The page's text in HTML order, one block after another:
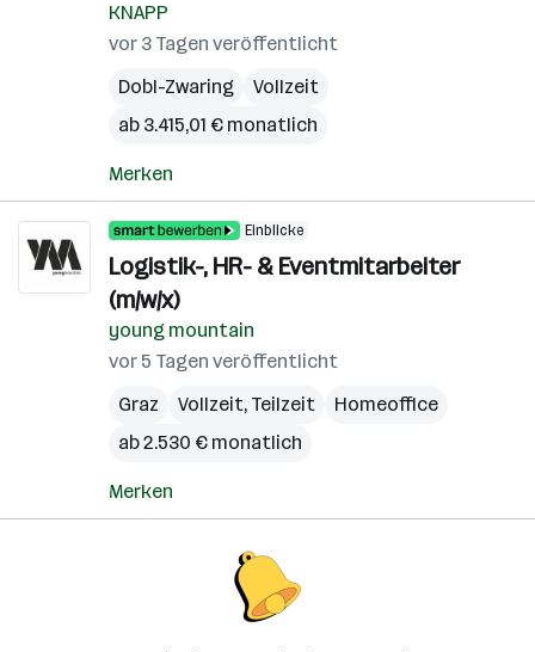
KNAPP
vor 3 Tagen veröffentlicht
Dobl-Zwaring
Vollzeit
ab 3.415,01 € monatlich
Merken
Einblicke
Logistik-, HR- & Eventmitarbeiter
(m/w/x)
young mountain
vor 5 Tagen veröffentlicht
Graz
Vollzeit, Teilzeit
Homeoffice
ab 2.530 € monatlich
Merken